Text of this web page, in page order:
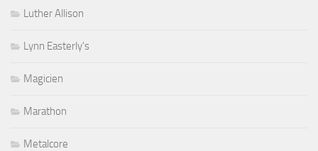
Luther Allison
Lynn Easterly's
Magicien
Marathon
Metalcore